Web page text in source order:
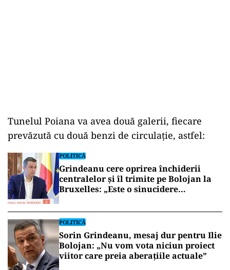
Tunelul Poiana va avea două galerii, fiecare
prevăzută cu două benzi de circulație, astfel:
POLITICĂ
Grindeanu cere oprirea închiderii
centralelor și îl trimite pe Bolojan la
Bruxelles: „Este o sinucidere
POLITICĂ
Sorin Grindeanu, mesaj dur pentru Ilie
Bolojan: „Nu vom vota niciun proiect
viitor care preia aberațiile actuale”